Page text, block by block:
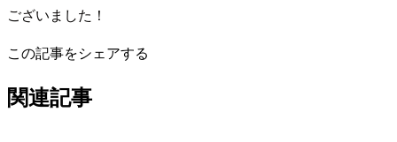
ございました！
この記事をシェアする
関連記事